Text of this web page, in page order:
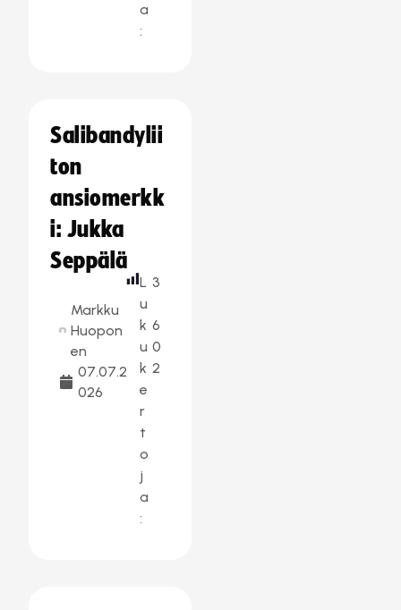
a
:
Salibandylii
ton
ansiomerkk
i: Jukka
Seppälä
Markku
Huopon
en
07.07.2
026
L
u
k
u
k
e
r
t
o
j
a
:
3
6
0
2